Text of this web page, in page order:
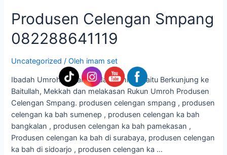
Produsen Celengan Smpang
082288641119
Uncategorized / Oleh imam set
Ibadah Umroh adalah Ibadah Sunnah yaitu Berkunjung ke
Baitullah, Mekkah dan melakasan Rukun Umroh Produsen
Celengan Smpang. produsen celengan smpang , produsen
celengan ka bah sumenep , produsen celengan ka bah
bangkalan , produsen celengan ka bah pamekasan ,
Produsen celengan ka bah di surabaya, produsen celengan
ka bah di sidoarjo , produsen celengan ka …
Produsen
Celengan
Smpang